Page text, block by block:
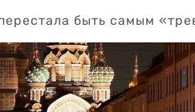
быть самым